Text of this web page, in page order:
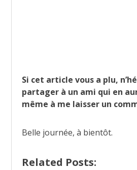
Si cet article vous a plu,
partager à un ami qui en
même à me laisser un
Belle journée, à bientôt.
Related Posts: